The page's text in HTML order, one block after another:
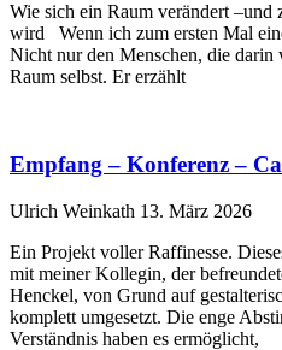
Wie sich ein Raum verändert –und
wird Wenn ich zum ersten Mal
Nicht nur den Menschen, die darin
Raum selbst. Er erzählt
Empfang – Konferenz –
Ulrich Weinkath 13. März 2026
Ein Projekt voller Raffinesse.
mit meiner Kollegin, der
Henckel, von Grund auf
komplett umgesetzt. Die enge
Verständnis haben es ermöglicht,